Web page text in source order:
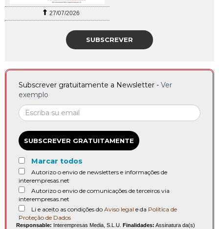
27/07/2026
SUBSCREVER
Subscrever gratuitamente a Newsletter - Ver
exemplo
SUBSCREVER GRATUITAMENTE
Marcar todos
Autorizo o envio de newsletters e informações de
interempresas.net
Autorizo o envio de comunicações de terceiros via
interempresas.net
Li e aceito as condições do Aviso legal e da Política de
Proteção de Dados
Responsable: Interempresas Media, S.L.U. Finalidades: Assinatura da(s)